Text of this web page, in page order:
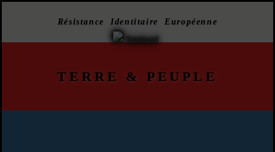
Résistance Identitaire Européenne
TERRE & PEUPLE